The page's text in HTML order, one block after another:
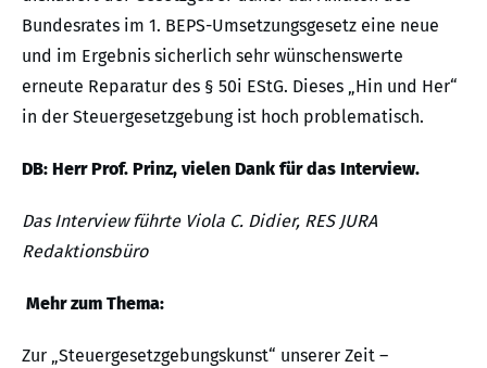
Bundesrates im 1. BEPS-Umsetzungsgesetz eine neue
und im Ergebnis sicherlich sehr wünschenswerte
erneute Reparatur des § 50i EStG. Dieses „Hin und Her“
in der Steuergesetzgebung ist hoch problematisch.
DB: Herr Prof. Prinz, vielen Dank für das Interview.
Das Interview führte Viola C. Didier, RES JURA
Redaktionsbüro
Mehr zum Thema:
Zur „Steuergesetzgebungskunst“ unserer Zeit –